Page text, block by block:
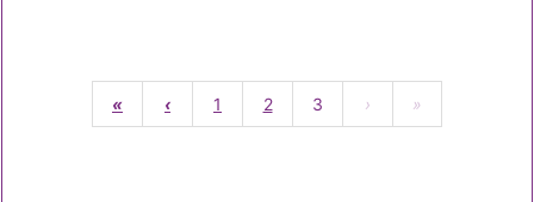
« ‹ 1 2 3 › »